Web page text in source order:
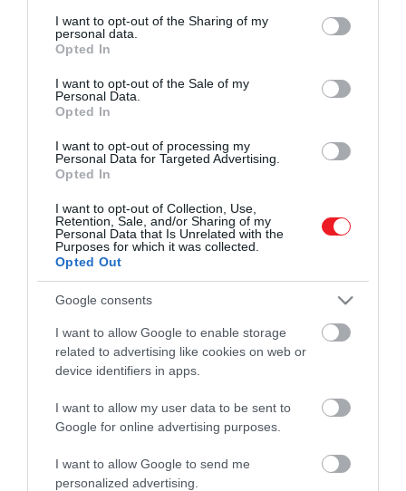
not limited to your visit or usage behaviour. You may click to
grant or deny consent to Google and its third-party tags to
use your data for below specified purposes in below Google
consent section.
I want to opt-out of the Sharing of my
personal data.
Opted In
I want to opt-out of the Sale of my
Personal Data.
Opted In
I want to opt-out of processing my
Personal Data for Targeted Advertising.
Opted In
I want to opt-out of Collection, Use,
Retention, Sale, and/or Sharing of my
Personal Data that Is Unrelated with the
Purposes for which it was collected.
Opted Out
Google consents
I want to allow Google to enable storage
related to advertising like cookies on web or
device identifiers in apps.
I want to allow my user data to be sent to
Google for online advertising purposes.
I want to allow Google to send me
personalized advertising.
Művelődj, szórakozz, kíváncsiskodj, kóstolgass
és ismerd meg a Hamu és Gyémánt világát!
ROVATOK